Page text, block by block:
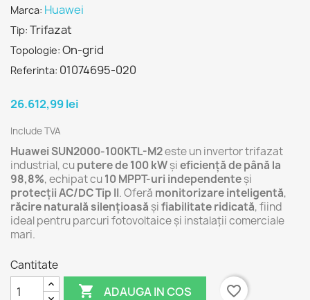
Marca: Huawei
Tip: Trifazat
Topologie: On-grid
Referinta: 01074695-020
26.612,99 lei
Include TVA
Huawei SUN2000-100KTL-M2este un invertor trifazat
industrial, cuputere de 100 kWșieficiență de până la
98,8%, echipat cu10 MPPT-uri independenteși
protecții AC/DC Tip II. Oferă monitorizare inteligentă,
răcire naturală silențioasă șifiabilitate ridicată, fiind
ideal pentru parcuri fotovoltaice și instalații comerciale
mari.
Cantitate
 ADAUGA IN COS
favorite_border